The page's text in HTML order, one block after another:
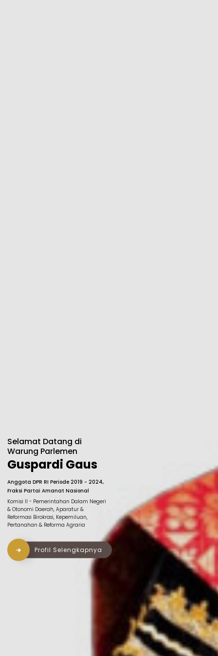
Selamat Datang di
Warung Parlemen
Guspardi Gaus
Anggota DPR RI Periode 2019 - 2024,
Fraksi Partai Amanat Nasional
Komisi II - Pemerintahan Dalam Negeri
& Otonomi Daerah, Aparatur &
Reformasi Birokrasi, Kepemiluan,
Pertanahan & Reforma Agraria
Profil Selengkapnya